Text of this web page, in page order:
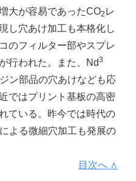
大が容易であったCO2 レ
し穴あけ加工も本格化し
のフィルター部やスプレ
行われた。また、Nd3
ン部品の穴あけなども応
ではプリント基板の高密
ている。昨今では時代の
よる微細穴加工も発展の
目次へ ∧